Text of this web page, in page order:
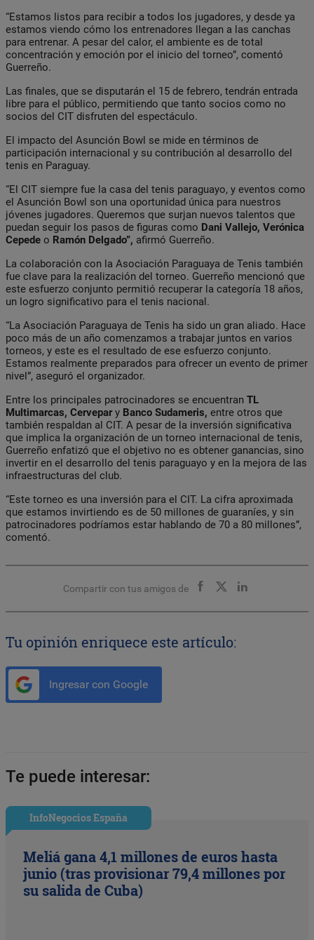
“Estamos listos para recibir a todos los jugadores, y desde ya
estamos viendo cómo los entrenadores llegan a las canchas
para entrenar. A pesar del calor, el ambiente es de total
concentración y emoción por el inicio del torneo”, comentó
Guerreño.
Las finales, que se disputarán el 15 de febrero, tendrán entrada
libre para el público, permitiendo que tanto socios como no
socios del CIT disfruten del espectáculo.
El impacto del Asunción Bowl se mide en términos de
participación internacional y su contribución al desarrollo del
tenis en Paraguay.
“El CIT siempre fue la casa del tenis paraguayo, y eventos como
el Asunción Bowl son una oportunidad única para nuestros
jóvenes jugadores. Queremos que surjan nuevos talentos que
puedan seguir los pasos de figuras como Dani Vallejo, Verónica
Cepede o Ramón Delgado”, afirmó Guerreño.
La colaboración con la Asociación Paraguaya de Tenis también
fue clave para la realización del torneo. Guerreño mencionó que
este esfuerzo conjunto permitió recuperar la categoría 18 años,
un logro significativo para el tenis nacional.
“La Asociación Paraguaya de Tenis ha sido un gran aliado. Hace
poco más de un año comenzamos a trabajar juntos en varios
torneos, y este es el resultado de ese esfuerzo conjunto.
Estamos realmente preparados para ofrecer un evento de primer
nivel”, aseguró el organizador.
Entre los principales patrocinadores se encuentran TL
Multimarcas, Cervepary Banco Sudameris, entre otros que
también respaldan al CIT. A pesar de la inversión significativa
que implica la organización de un torneo internacional de tenis,
Guerreño enfatizó que el objetivo no es obtener ganancias, sino
invertir en el desarrollo del tenis paraguayo y en la mejora de las
infraestructuras del club.
“Este torneo es una inversión para el CIT. La cifra aproximada
que estamos invirtiendo es de 50 millones de guaraníes, y sin
patrocinadores podríamos estar hablando de 70 a 80 millones”,
comentó.
Compartir con tus amigos de
Tu opinión enriquece este artículo:
Ingresar con Google
Te puede interesar:
InfoNegocios España
Meliá gana 4,1 millones de euros hasta
junio (tras provisionar 79,4 millones por
su salida de Cuba)